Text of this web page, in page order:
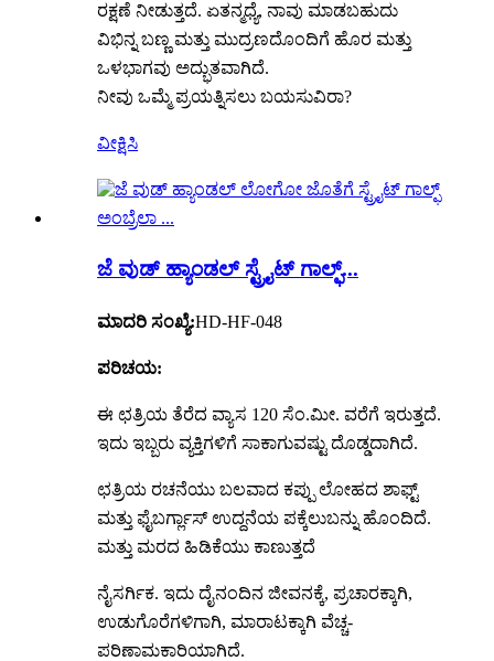
ರಕ್ಷಣೆ ನೀಡುತ್ತದೆ. ಏತನ್ಮಧ್ಯೆ, ನಾವು ಮಾಡಬಹುದು
ವಿಭಿನ್ನ ಬಣ್ಣ ಮತ್ತು ಮುದ್ರಣದೊಂದಿಗೆ ಹೊರ ಮತ್ತು
ಒಳಭಾಗವು ಅದ್ಭುತವಾಗಿದೆ.
ನೀವು ಒಮ್ಮೆ ಪ್ರಯತ್ನಿಸಲು ಬಯಸುವಿರಾ?
ವೀಕ್ಷಿಸಿ
ಜೆ ವುಡ್ ಹ್ಯಾಂಡಲ್ ಸ್ಟ್ರೈಟ್ ಗಾಲ್ಫ್...
ಮಾದರಿ ಸಂಖ್ಯೆ:HD-HF-048
ಪರಿಚಯ:
ಈ ಛತ್ರಿಯ ತೆರೆದ ವ್ಯಾಸ 120 ಸೆಂ.ಮೀ. ವರೆಗೆ ಇರುತ್ತದೆ.
ಇದು ಇಬ್ಬರು ವ್ಯಕ್ತಿಗಳಿಗೆ ಸಾಕಾಗುವಷ್ಟು ದೊಡ್ಡದಾಗಿದೆ.
ಛತ್ರಿಯ ರಚನೆಯು ಬಲವಾದ ಕಪ್ಪು ಲೋಹದ ಶಾಫ್ಟ್
ಮತ್ತು ಫೈಬರ್ಗ್ಲಾಸ್ ಉದ್ದನೆಯ ಪಕ್ಕೆಲುಬನ್ನು ಹೊಂದಿದೆ.
ಮತ್ತು ಮರದ ಹಿಡಿಕೆಯು ಕಾಣುತ್ತದೆ
ನೈಸರ್ಗಿಕ. ಇದು ದೈನಂದಿನ ಜೀವನಕ್ಕೆ, ಪ್ರಚಾರಕ್ಕಾಗಿ,
ಉಡುಗೊರೆಗಳಿಗಾಗಿ, ಮಾರಾಟಕ್ಕಾಗಿ ವೆಚ್ಚ-
ಪರಿಣಾಮಕಾರಿಯಾಗಿದೆ.